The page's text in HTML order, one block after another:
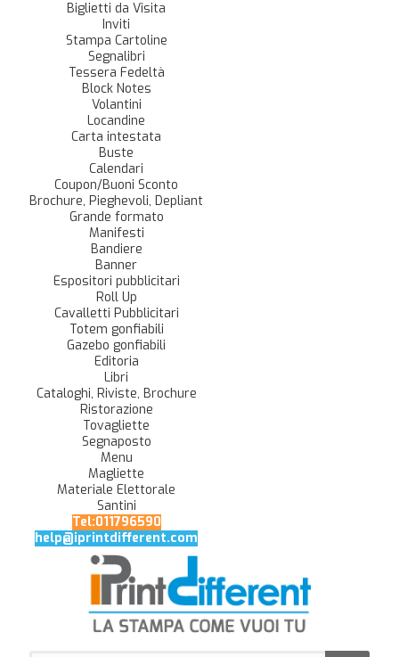
Biglietti da Visita
Inviti
Stampa Cartoline
Segnalibri
Tessera Fedeltà
Block Notes
Volantini
Locandine
Carta intestata
Buste
Calendari
Coupon/Buoni Sconto
Brochure, Pieghevoli, Depliant
Grande formato
Manifesti
Bandiere
Banner
Espositori pubblicitari
Roll Up
Cavalletti Pubblicitari
Totem gonfiabili
Gazebo gonfiabili
Editoria
Libri
Cataloghi, Riviste, Brochure
Ristorazione
Tovagliette
Segnaposto
Menu
Magliette
Materiale Elettorale
Santini
Tel:011796590
help@iprintdifferent.com